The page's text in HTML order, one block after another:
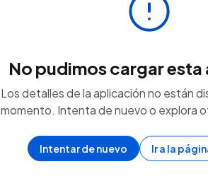
No pudimos cargar
Los detalles de la aplicación no están
momento. Intenta de nuevo o explora
Intentar de nuevo Ir a la